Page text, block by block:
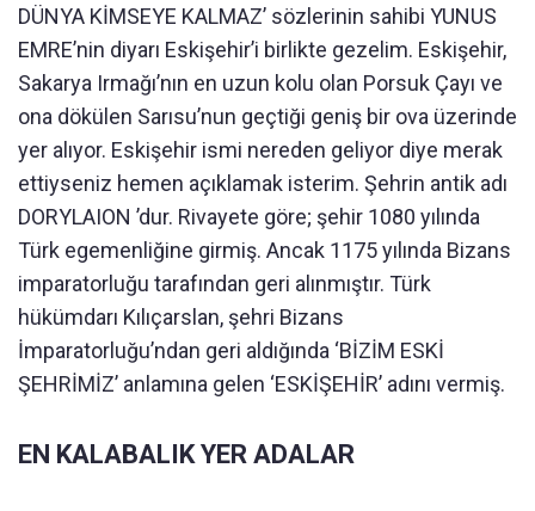
DÜNYA KİMSEYE KALMAZ’ sözlerinin sahibi YUNUS
EMRE’nin diyarı Eskişehir’i birlikte gezelim. Eskişehir,
Sakarya Irmağı’nın en uzun kolu olan Porsuk Çayı ve
ona dökülen Sarısu’nun geçtiği geniş bir ova üzerinde
yer alıyor. Eskişehir ismi nereden geliyor diye merak
ettiyseniz hemen açıklamak isterim. Şehrin antik adı
DORYLAION ’dur. Rivayete göre; şehir 1080 yılında
Türk egemenliğine girmiş. Ancak 1175 yılında Bizans
imparatorluğu tarafından geri alınmıştır. Türk
hükümdarı Kılıçarslan, şehri Bizans
İmparatorluğu’ndan geri aldığında ‘BİZİM ESKİ
ŞEHRİMİZ’ anlamına gelen ‘ESKİŞEHİR’ adını vermiş.
EN KALABALIK YER ADALAR